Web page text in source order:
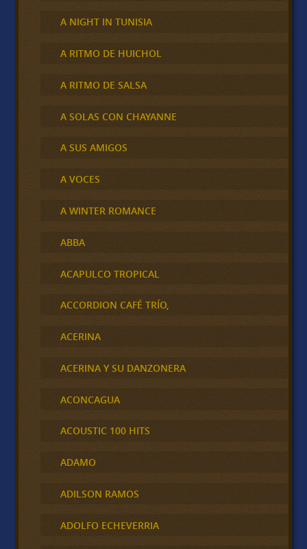
A NIGHT IN TUNISIA
A RITMO DE HUICHOL
A RITMO DE SALSA
A SOLAS CON CHAYANNE
A SUS AMIGOS
A VOCES
A WINTER ROMANCE
ABBA
ACAPULCO TROPICAL
ACCORDION CAFÉ TRÍO,
ACERINA
ACERINA Y SU DANZONERA
ACONCAGUA
ACOUSTIC 100 HITS
ADAMO
ADILSON RAMOS
ADOLFO ECHEVERRIA